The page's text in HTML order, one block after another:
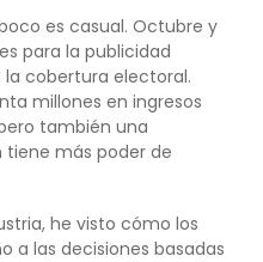
es casual. Octubre y
para la publicidad
cobertura electoral.
millones en ingresos
también una
más poder de
he visto cómo los
a las decisiones basadas